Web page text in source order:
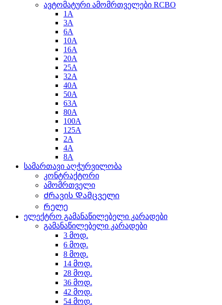
ავტომატური ამომრთველები RCBO
1A
3A
6A
10A
16A
20A
25A
32A
40A
50A
63A
80A
100A
125A
2A
4A
8A
სამართავი აღჭურვილობა
კონტრაქტორი
ამომრთველი
Ძრავის Დამცველი
Რელე
ელექტრო გამანაწილებელი კარადები
გამანაწილებელი კარადები
3 მოდ.
6 მოდ.
8 მოდ.
14 მოდ.
28 მოდ.
36 მოდ.
42 მოდ.
54 მოდ.